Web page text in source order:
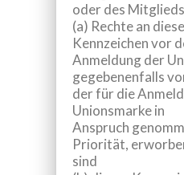
oder des
(a) Rechte an
Kennzeichen vor
Anmeldung der
gegebenenfalls
der für die
Unionsmarke in
Anspruch
Priorität,
sind